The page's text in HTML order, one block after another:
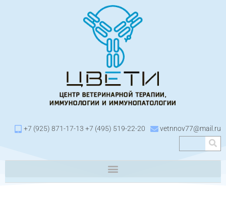
+7 (925) 871-17-13 +7 (495) 519-22-20 vetnnov77@mail.ru